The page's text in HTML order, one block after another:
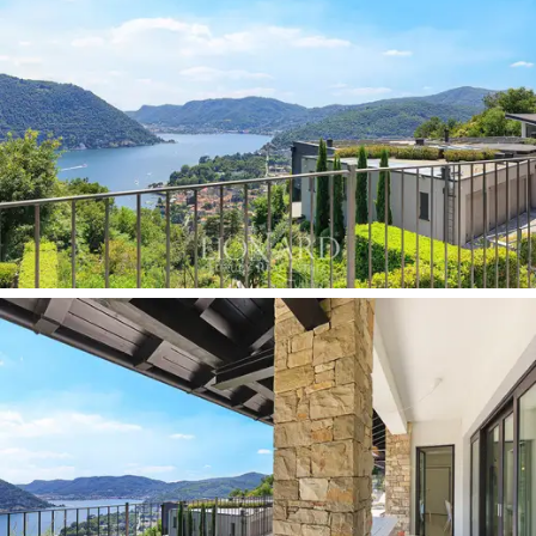
accord avec les canons duconfort moderneet de la
vivabilité quotidienne.
Lesespaces intérieurs, répartis sur trois niveaux, sont
accueillants, fonctionnels et conçus pour accueillir
jusqu'à dix personnes dans un confort absolu. Au rez-
de-chaussée, directement relié au double garage, se
trouvent une zone de service aveclave-lingeet une
première entrée. En montant à l'étage principal, on
accède à lapièce à vivre, un espace lumineux et
convivial composé d'un salon aveccheminée
salle à manger et d'unecuisine équipée . À ce niveau
se trouve également une première chambre avec un lit
double et une salle de bains indépendante. De là, on
accède à uneterrasse d'environ 80 m², en partie
couverte, équipée d'un coin repas extérieur et de